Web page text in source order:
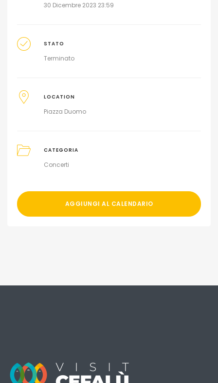
30 Dicembre 2023 23:59
STATO
Terminato
LOCATION
Piazza Duomo
CATEGORIA
Concerti
AGGIUNGI AL CALENDARIO